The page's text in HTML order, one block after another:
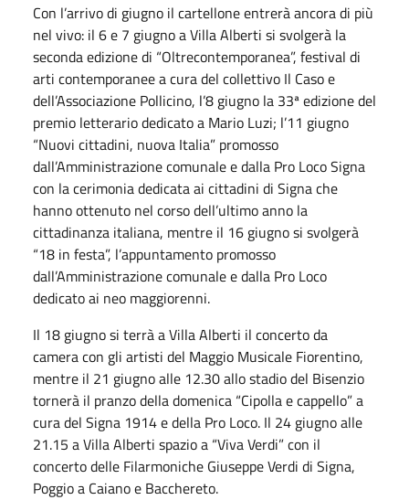
Con l’arrivo di giugno il cartellone entrerà ancora di più
nel vivo: il 6 e 7 giugno a Villa Alberti si svolgerà la
seconda edizione di “Oltrecontemporanea”, festival di
arti contemporanee a cura del collettivo Il Caso e
dell’Associazione Pollicino, l’8 giugno la 33ª edizione del
premio letterario dedicato a Mario Luzi; l’11 giugno
“Nuovi cittadini, nuova Italia” promosso
dall’Amministrazione comunale e dalla Pro Loco Signa
con la cerimonia dedicata ai cittadini di Signa che
hanno ottenuto nel corso dell’ultimo anno la
cittadinanza italiana, mentre il 16 giugno si svolgerà
“18 in festa”, l’appuntamento promosso
dall’Amministrazione comunale e dalla Pro Loco
dedicato ai neo maggiorenni.
Il 18 giugno si terrà a Villa Alberti il concerto da
camera con gli artisti del Maggio Musicale Fiorentino,
mentre il 21 giugno alle 12.30 allo stadio del Bisenzio
tornerà il pranzo della domenica “Cipolla e cappello” a
cura del Signa 1914 e della Pro Loco. Il 24 giugno alle
21.15 a Villa Alberti spazio a “Viva Verdi” con il
concerto delle Filarmoniche Giuseppe Verdi di Signa,
Poggio a Caiano e Bacchereto.